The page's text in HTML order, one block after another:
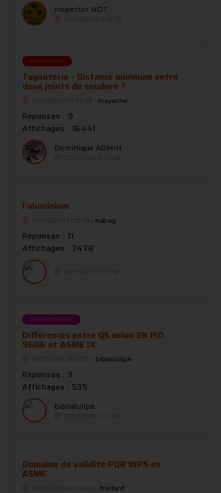
inspector NDT
04/06/2016 11:57:35
INFORMATION
Tuyauterie - Distance minimum entre
deux joints de soudure ?
30/05/2011 07:33:53 - mayache
Réponses : 9
Affichages : 16441
Dominique ADMIN
20/12/2016 15:59:56
l'aluminium
08/05/2011 21:25:58 - nabag
Réponses : 11
Affichages : 7478
16/05/2011 21:05:18
QUESTION POSÉE
Différences entre QS selon EN ISO
9606 et ASME IX
19/02/2019 23:23:27 - bibilatulipe
Réponses : 3
Affichages : 535
bibilatulipe
21/02/2019 21:13:08
Domaine de validité PQR WPS en
ASME
19/05/2009 05:38:25 - fredard